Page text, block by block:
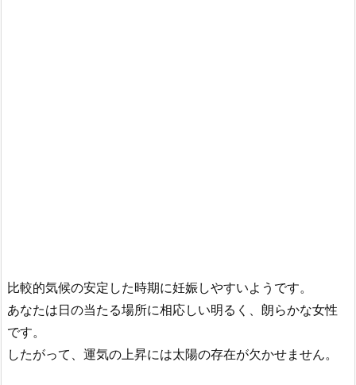
比較的気候の安定した時期に妊娠しやすいようです。
あなたは日の当たる場所に相応しい明るく、朗らかな女性
です。
したがって、運気の上昇には太陽の存在が欠かせません。